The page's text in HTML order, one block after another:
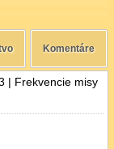
Komentáre
| Frekvencie misy